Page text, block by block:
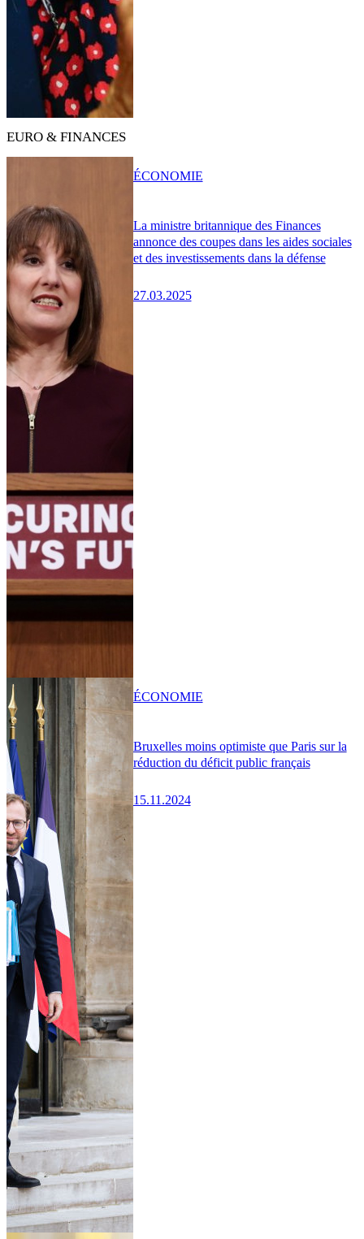
EURO & FINANCES
La ministre britannique des Finances
annonce des coupes dans les aides sociales
et des investissements dans la défense
27.03.2025
ÉCONOMIE
Bruxelles moins optimiste que Paris sur la
réduction du déficit public français
15.11.2024
ÉCONOMIE